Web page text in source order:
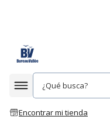
Afficher la navigation
Encontrar mi tienda